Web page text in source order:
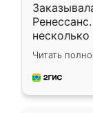
эту.
приехал
и снял
Читать